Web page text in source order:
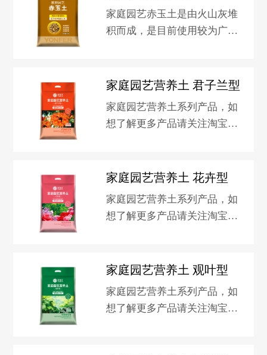
家庭园艺赤玉土是由火山灰堆
积而成，是目前使用较为广泛
有利于排水和蓄水。如想了解
艺旗舰店。
家庭园艺营养土 君子兰型
家庭园艺营养土系列产品，如
想了解更多产品请关注淘宝新
家庭园艺营养土 花卉型
家庭园艺营养土系列产品，如
想了解更多产品请关注淘宝新
家庭园艺营养土 观叶型
家庭园艺营养土系列产品，如
想了解更多产品请关注淘宝新